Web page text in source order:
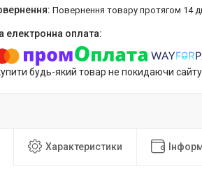
повернення товару протягом 14
будь-який товар не покидаючи
Характеристики